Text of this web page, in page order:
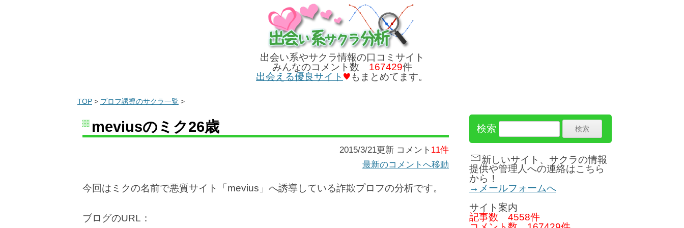
出会い系やサクラ情報の口コミサイト
みんなのコメント数 167429件
出会える優良サイト
もまとめてます。
TOP > プロフ誘導のサクラ一覧 >
meviusのミク26歳
2015/3/21更新 コメント 11件
最新のコメントへ移動
今回はミクの名前で悪質サイト「mevius」へ誘導している詐欺プロフの分析です。
ブログのURL：
検索
新しいサイト、サクラの情報
提供や管理人への連絡はこちら
から！
→メールフォームへ
サイト案内
記事数 4558件